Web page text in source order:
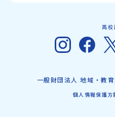
高校
一般財団法人 地域・教
個人情報保護方